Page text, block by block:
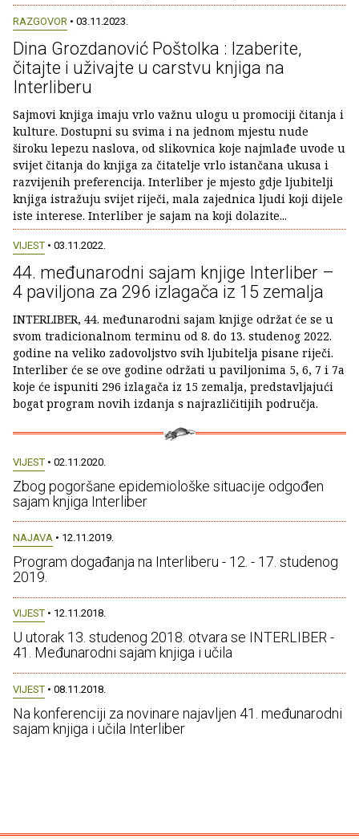
RAZGOVOR • 03.11.2023.
Dina Grozdanović Poštolka : Izaberite,
čitajte i uživajte u carstvu knjiga na
Interliberu
Sajmovi knjiga imaju vrlo važnu ulogu u promociji čitanja i
kulture. Dostupni su svima i na jednom mjestu nude
široku lepezu naslova, od slikovnica koje najmlađe uvode u
svijet čitanja do knjiga za čitatelje vrlo istančana ukusa i
razvijenih preferencija. Interliber je mjesto gdje ljubitelji
knjiga istražuju svijet riječi, mala zajednica ljudi koji dijele
iste interese. Interliber je sajam na koji dolazite...
VIJEST • 03.11.2022.
44. međunarodni sajam knjige Interliber –
4 paviljona za 296 izlagača iz 15 zemalja
INTERLIBER, 44. međunarodni sajam knjige održat će se u
svom tradicionalnom terminu od 8. do 13. studenog 2022.
godine na veliko zadovoljstvo svih ljubitelja pisane riječi.
Interliber će se ove godine održati u paviljonima 5, 6, 7 i 7a
koje će ispuniti 296 izlagača iz 15 zemalja, predstavljajući
bogat program novih izdanja s najrazličitijih područja.
VIJEST • 02.11.2020.
Zbog pogoršane epidemiološke situacije odgođen
sajam knjiga Interliber
NAJAVA • 12.11.2019.
Program događanja na Interliberu - 12. - 17. studenog
2019.
VIJEST • 12.11.2018.
U utorak 13. studenog 2018. otvara se INTERLIBER -
41. Međunarodni sajam knjiga i učila
VIJEST • 08.11.2018.
Na konferenciji za novinare najavljen 41. međunarodni
sajam knjiga i učila Interliber